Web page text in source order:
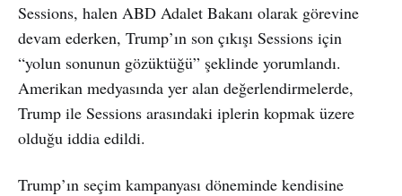
Sessions, halen ABD Adalet Bakanı olarak görevine
devam ederken, Trump’ın son çıkışı Sessions için
“yolun sonunun gözüktüğü” şeklinde yorumlandı.
Amerikan medyasında yer alan değerlendirmelerde,
Trump ile Sessions arasındaki iplerin kopmak üzere
olduğu iddia edildi.
Trump’ın seçim kampanyası döneminde kendisine